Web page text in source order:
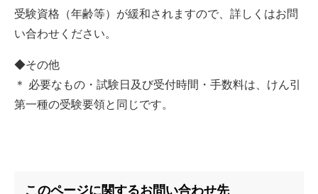
受験資格（年齢等）が緩和されますので、詳しくはお問
い合わせください。
◆その他
＊ 必要なもの・試験日及び受付時間・手数料は、けん引
第一種の受験要領と同じです。
このページに関するお問い合わせ先